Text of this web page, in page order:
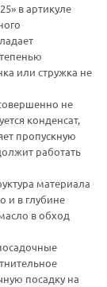
в артикуле
или стружка не
не
конденсат,
пропускную
работать
материала
и в глубине
в обход
посадку на